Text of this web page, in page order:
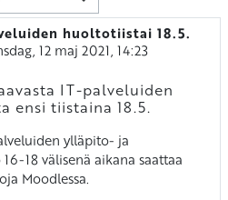
huoltotiistai 18.5.
12 maj 2021, 14:23
IT-palveluiden
ensi tiistaina 18.5.
ylläpito- ja
18 välisenä aikana saattaa
Moodlessa.